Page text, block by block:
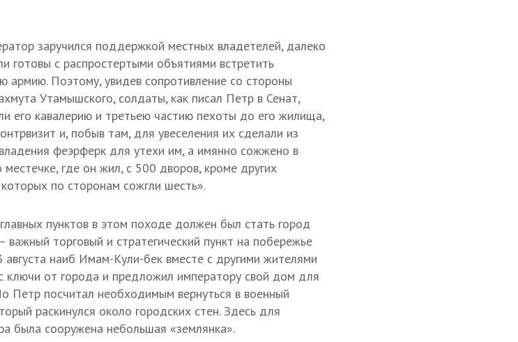
заручился поддержкой местных владетелей, далеко
готовы с распростертыми объятиями встретить
армию. Поэтому, увидев сопротивление со стороны
Утамышского, солдаты, как писал Петр в Сенат,
его кавалерию и третьею частию пехоты до его жилища,
и, побыв там, для увеселения их сделали из
владения феэрферк для утехи им, а имянно сожжено в
местечке, где он жил, с 500 дворов, кроме других
которых по сторонам сожгли шесть».
пунктов в этом походе должен был стать город
важный торговый и стратегический пункт на побережье
августа наиб Имам-Кули-бек вместе с другими жителями
ключи от города и предложил императору свой дом для
Петр посчитал необходимым вернуться в военный
раскинулся около городских стен. Здесь для
была сооружена небольшая «землянка».